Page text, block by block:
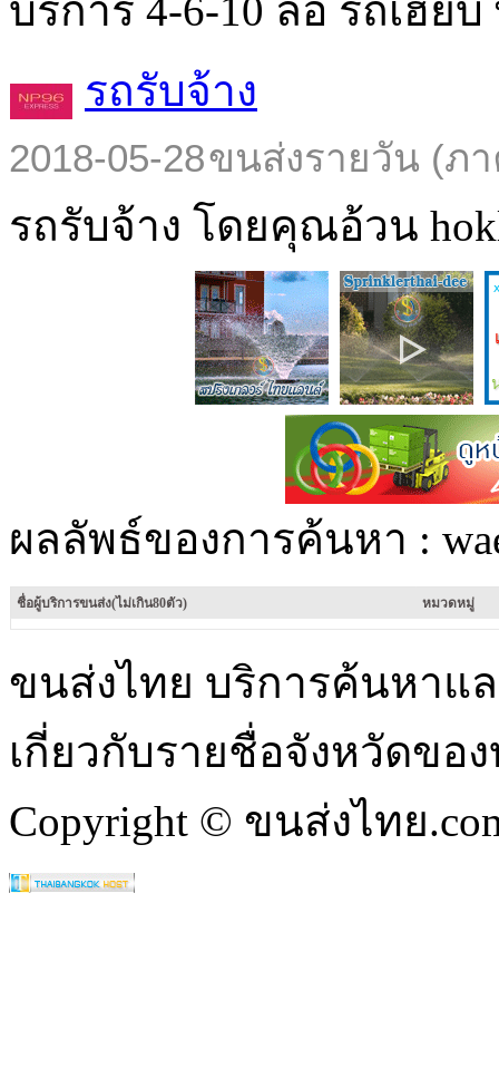
บริการ 4-6-10 ล้อ รถเฮี๊ยบ
รถรับจ้าง
2018-05-28ขนส่งรายวัน (ภ
รถรับจ้าง โดยคุณอ้วน
ผลลัพธ์ของการค้นหา :
ชื่อผู้บริการขนส่ง(ไม่เกิน80ตัว) หมวดหมู่
ขนส่งไทย บริการค้นหาแ
เกี่ยวกับรายชื่อจังหวัดขอ
Copyright © ขนส่งไทย